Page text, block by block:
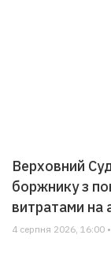
Верховний
боржнику з
витратами на
4 серпня 2026, 16:00